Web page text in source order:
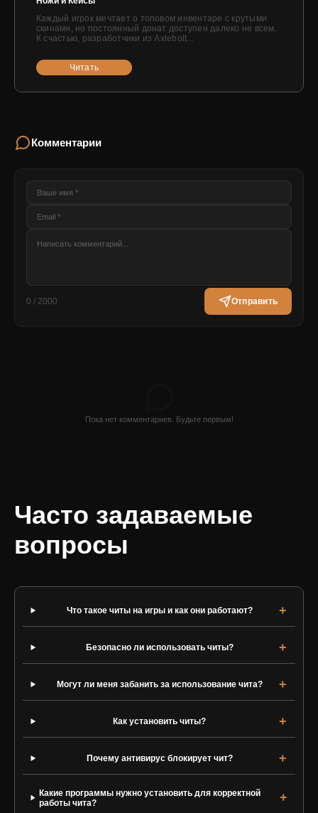
Каждый игрок мечтает о топовом инвентаре с крутыми
скинами, но постоянный донат доступен далеко не всем.
К счастью, разработчики из Axlebolt...
Читать
Комментарии
0 / 2000 Отправить
Пока нет комментариев. Будьте первым!
Часто задаваемые
вопросы
Что такое читы на игры и как они работают?
Безопасно ли использовать читы?
Могут ли меня забанить за использование чита?
Как установить читы?
Почему антивирус блокирует чит?
Какие программы нужно установить для корректной
работы чита?